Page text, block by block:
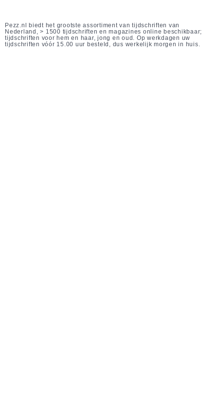
Pezz.nl biedt het grootste assortiment van tijdschriften van
Nederland, > 1500 tijdschriften en magazines online beschikbaar;
tijdschriften voor hem en haar, jong en oud. Op werkdagen uw
tijdschriften vóór 15.00 uur besteld, dus werkelijk morgen in huis.